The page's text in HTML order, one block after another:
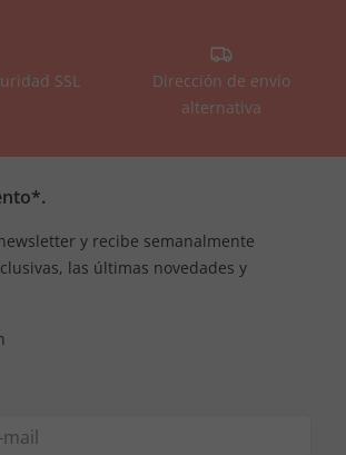
SSL
Dirección de envío
alternativa
y recibe semanalmente
las últimas novedades y